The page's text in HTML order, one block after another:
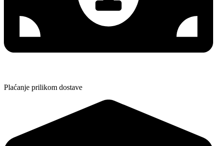
Plaćanje prilikom dostave